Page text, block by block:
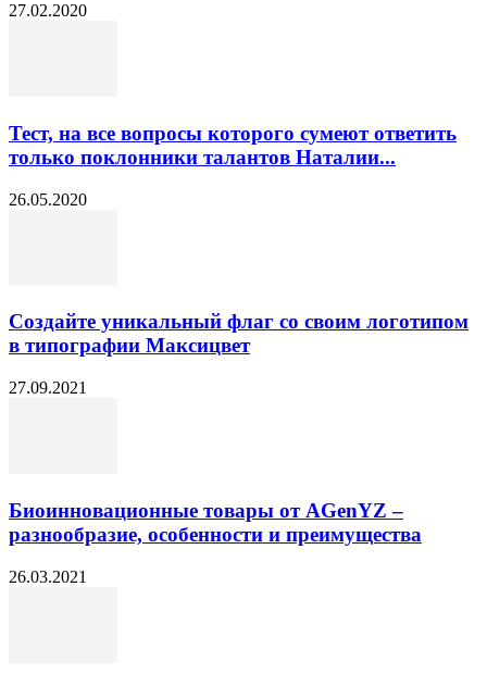
27.02.2020
Тест, на все вопросы которого сумеют ответить
только поклонники талантов Наталии...
26.05.2020
Создайте уникальный флаг со своим логотипом
в типографии Максицвет
27.09.2021
Биоинновационные товары от AGenYZ –
разнообразие, особенности и преимущества
26.03.2021